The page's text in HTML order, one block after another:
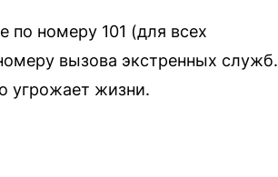
по номеру 101 (для всех
вызова экстренных служб.
угрожает жизни.